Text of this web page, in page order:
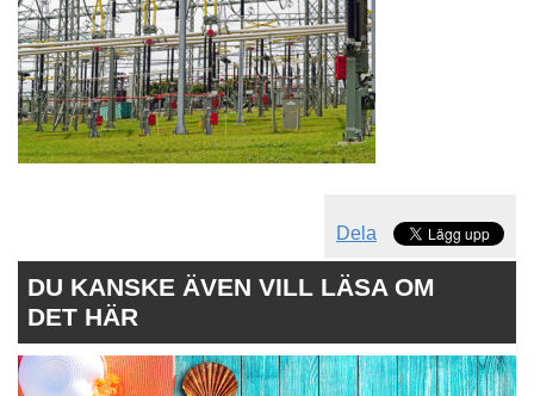
Dela
DU KANSKE ÄVEN VILL LÄSA OM
DET HÄR